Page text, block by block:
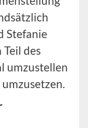
Stefanie
des
umzustellen